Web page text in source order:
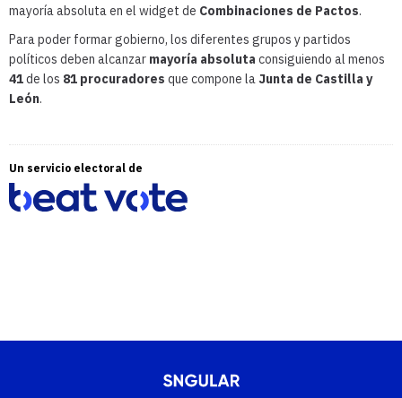
mayoría absoluta en el widget de Combinaciones de Pactos.
Para poder formar gobierno, los diferentes grupos y partidos
políticos deben alcanzar mayoría absoluta consiguiendo al menos
41de los 81 procuradores que compone la Junta de Castilla y
León.
Un servicio electoral de